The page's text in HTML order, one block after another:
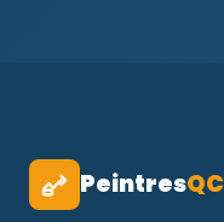
PeintresQC